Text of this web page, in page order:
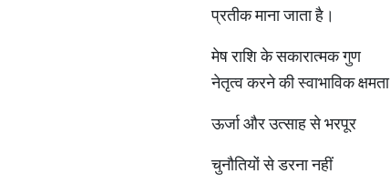
प्रतीक माना जाता है।
मेष राशि के सकारात्मक गुण
नेतृत्व करने की स्वाभाविक क्षमता
ऊर्जा और उत्साह से भरपूर
चुनौतियों से डरना नहीं